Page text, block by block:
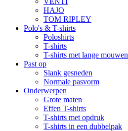
HAJO
TOM RIPLEY
Polo's & T-shirts
Poloshirts
T-shirts
T-shirts met lange mouwen
Past op
Slank gesneden
Normale pasvorm
Onderwerpen
Grote maten
Effen T-shirts
T-shirts met opdruk
T-shirts in een dubbelpak